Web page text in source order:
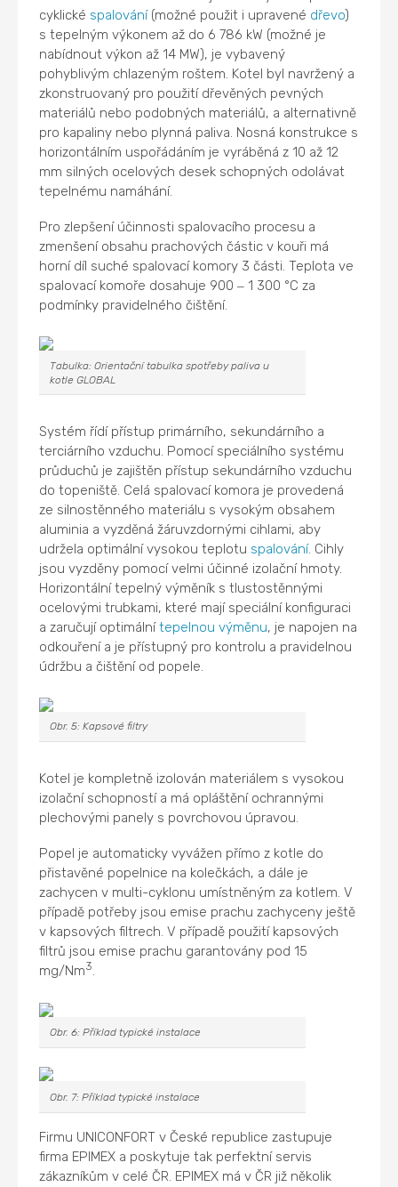
cyklické spalování(možné použit i upravené dřevo)
s tepelným výkonem až do 6 786 kW (možné je
nabídnout výkon až 14 MW), je vybavený
pohyblivým chlazeným roštem. Kotel byl navržený a
zkonstruovaný pro použití dřevěných pevných
materiálů nebo podobných materiálů, a alternativně
pro kapaliny nebo plynná paliva. Nosná konstrukce s
horizontálním uspořádáním je vyráběná z 10 až 12
mm silných ocelových desek schopných odolávat
tepelnému namáhání.
Pro zlepšení účinnosti spalovacího procesu a
zmenšení obsahu prachových částic v kouři má
horní díl suché spalovací komory 3 části. Teplota ve
spalovací komoře dosahuje 900– 1 300 °C za
podmínky pravidelného čištění.
Tabulka: Orientační tabulka spotřeby paliva u
kotle GLOBAL
Systém řídí přístup primárního, sekundárního a
terciárního vzduchu. Pomocí speciálního systému
průduchů je zajištěn přístup sekundárního vzduchu
do topeniště. Celá spalovací komora je provedená
ze silnostěnného materiálu s vysokým obsahem
aluminia a vyzděná žáruvzdornými cihlami, aby
udržela optimální vysokou teplotu spalování. Cihly
jsou vyzděny pomocí velmi účinné izolační hmoty.
Horizontální tepelný výměník s tlustostěnnými
ocelovými trubkami, které mají speciální konfiguraci
a zaručují optimálnítepelnou výměnu, je napojen na
odkouření a je přístupný pro kontrolu a pravidelnou
údržbu a čištění od popele.
Obr. 5: Kapsové filtry
Kotel je kompletně izolován materiálem s vysokou
izolační schopností a má opláštění ochrannými
plechovými panely s povrchovou úpravou.
Popel je automaticky vyvážen přímo z kotle do
přistavěné popelnice na kolečkách, a dále je
zachycen v multi-cyklonu umístněným za kotlem. V
případě potřeby jsou emise prachu zachyceny ještě
v kapsových filtrech. V případě použití kapsových
filtrů jsou emise prachu garantovány pod 15
mg/Nm3.
Obr. 6: Příklad typické instalace
Obr. 7: Příklad typické instalace
Firmu UNICONFORT v České republice zastupuje
firma EPIMEX a poskytuje tak perfektní servis
zákazníkům v celé ČR. EPIMEX má v ČR již několik